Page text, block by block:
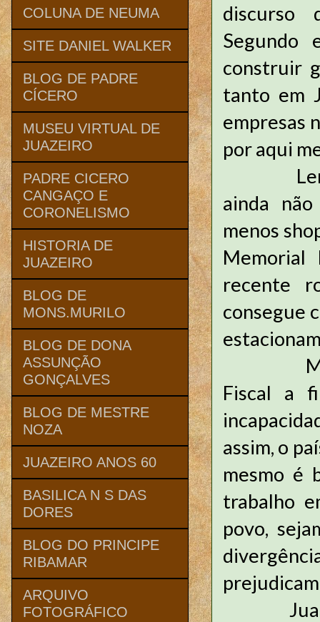
discurso
Segundo
construir
tanto em
empresas
por aqui
Lembro
ainda
menos
Memorial
recente
consegue
Muitos
Fiscal a
assim, o
mesmo é
trabalho
povo,
COLUNA DE NEUMA
SITE DANIEL WALKER
BLOG DE PADRE
CÍCERO
MUSEU VIRTUAL DE
JUAZEIRO
PADRE CICERO
CANGAÇO E
CORONELISMO
HISTORIA DE
JUAZEIRO
BLOG DE
MONS.MURILO
BLOG DE DONA
ASSUNÇÃO
GONÇALVES
BLOG DE MESTRE
NOZA
JUAZEIRO ANOS 60
BASILICA N S DAS
DORES
BLOG DO PRINCIPE
RIBAMAR
ARQUIVO
FOTOGRÁFICO